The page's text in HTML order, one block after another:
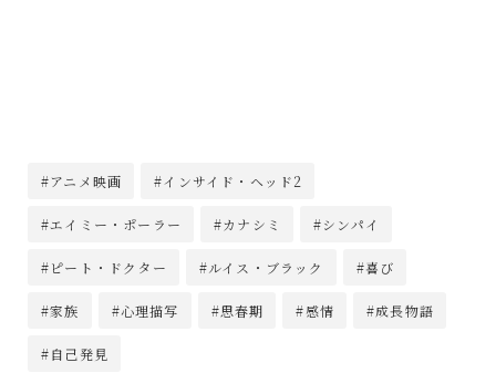
#アニメ映画 #インサイド・ヘッド2
#エイミー・ポーラー #カナシミ #シンパイ
#ピート・ドクター #ルイス・ブラック #喜び
#家族 #心理描写 #思春期 #感情 #成長物語
#自己発見